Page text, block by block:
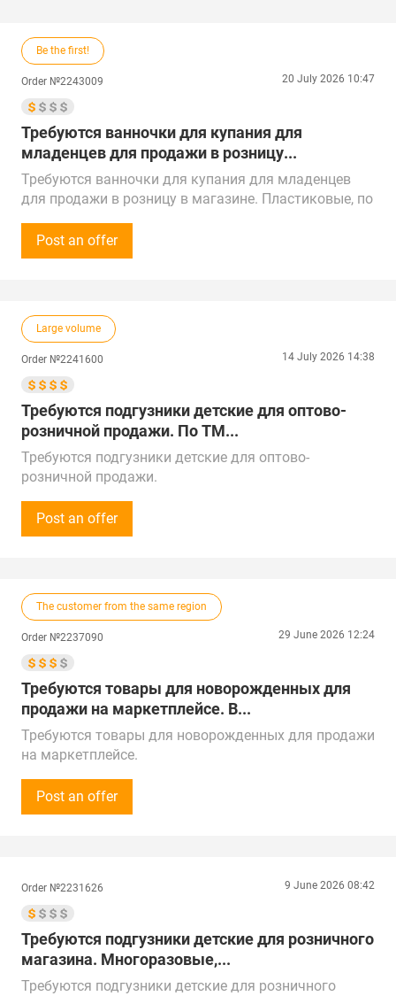
Be the first!
Order №2243009 20 July 2026 10:47
Требуются ванночки для купания для
младенцев для продажи в розницу...
Требуются ванночки для купания для младенцев
для продажи в розницу в магазине. Пластиковые, по
Сумма закупки - от 30 000 рублей (300 $).
Звонки принимаем с 10:00 до 18:00 по времени
Казахстану, Китаю, ОАЭ, Турции и Беларуси.
Поставка в г. Ульяновск
Post an offer
Large volume
Order №2241600 14 July 2026 14:38
Требуются подгузники детские для оптово-
розничной продажи. По ТМ...
Требуются подгузники детские для оптово-
розничной продажи.
импортные.
Закупки от 1 000 000 рублей (10 000 $).
Предложения рассмотрим по всей России и другим
странам СНГ.
Город поставки: Екатеринбург
Post an offer
The customer from the same region
Order №2237090 29 June 2026 12:24
Требуются товары для новорожденных для
продажи на маркетплейсе. В...
Требуются товары для новорожденных для продажи
на маркетплейсе.
шезлонги, погремушки, стульчики для кормления,
силиконовая посуда для малышей.
Предложения от поставщиков рассматриваем по
всей России, Казахстану, ОАЭ, Китаю, Турции и
Беларуси.
Поставка в г. Москва
Post an offer
Order №2231626 9 June 2026 08:42
Требуются подгузники детские для розничного
магазина. Многоразовые,...
Требуются подгузники детские для розничного